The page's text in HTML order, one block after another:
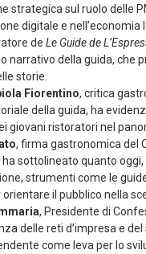
strategica sul ruolo delle
digitale e nell’economia
de Le Guide de
narrativo della guida, che
storie.
Fiorentino, critica
della guida, ha
giovani ristoratori nel
, firma gastronomica del
ha sottolineato quanto oggi,
strumenti come le
il pubblico nella
, Presidente di
delle reti d’impresa e del
come leva per lo